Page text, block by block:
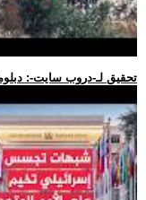
.. تحقيق لـ-دروب سايت-: